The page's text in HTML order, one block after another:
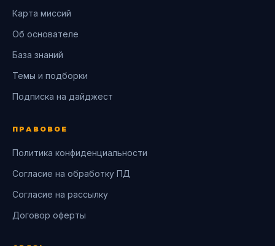
Карта миссий
Об основателе
База знаний
Темы и подборки
Подписка на дайджест
ПРАВОВОЕ
Политика конфиденциальности
Согласие на обработку ПД
Согласие на рассылку
Договор оферты